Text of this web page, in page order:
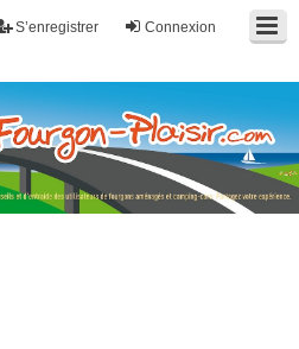
Connexion
S’enregistrer
des utilisateurs de fourgons, fourgons
car. Partagez votre expérience.